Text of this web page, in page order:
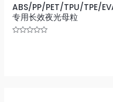
ABS/PP/PET/TPU/TPE/
专用长效夜光母粒